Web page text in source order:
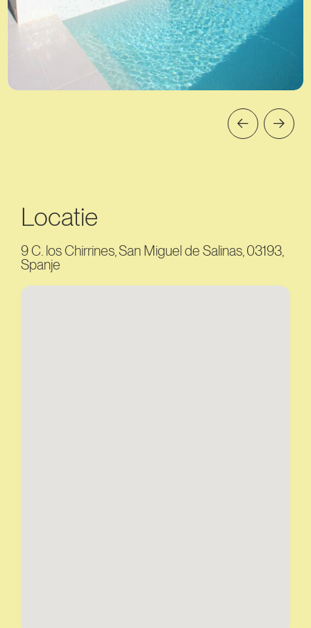
Locatie
9 C. los Chirrines, San Miguel de Salinas, 03193,
Spanje